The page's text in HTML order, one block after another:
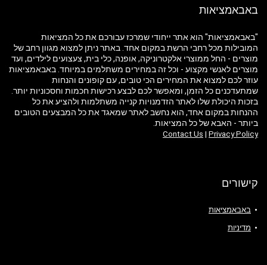
באבאמציאות
"באבאמציאות" הוא אתר ייחודי שמרכז עבורכם את כל המציאות
המובילות מכל רחבי הרשת במקום אחד. באתר ניתן למצוא מגוון רחב של
מוצרים - החל ממוצרי אלקטרוניקה, אופנה, כלי בית, צעצועים לילדים, ועד
מוצרים לאנשי מקצוע - וכל זה במחירים משתלמים במיוחד. באבאמציאות
עוזר לכם למצוא את המחירים הכי טובים, עם קופונים והנחות
שמתעדכנים כל הזמן, ומאפשר לכם לבצע רכישות חכמות וחסכוניות יותר.
בזכות היכולת שלו לאתר הזדמנויות קנייה משתלמות ולהציע את כל
ההנחות במקום אחד, הוא נחשב לאתר שמאגד את כל המבצעים הטובים
ביותר - האבא של כל המציאות.
Contact Us | Privacy Policy
קישורים
באבאמציאות
מדיניות